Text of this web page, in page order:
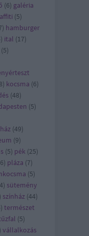
(6) galéria
(5)
) hamburger
) ital (17)
(5)
8) kocsma (6)
(48)
(5)
(49)
(9)
(5) pék (25)
6) pláza (7)
(5)
) sütemény
) színház (44)
) természet
(5)
) vállalkozás